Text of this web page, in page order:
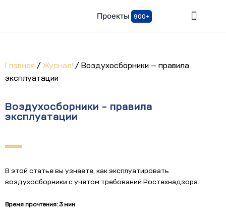
Проекты 900+
Главная / Журнал! / Воздухосборники — правила
эксплуатации
Воздухосборники - правила
эксплуатации
В этой статье вы узнаете, как эксплуатировать
воздухосборники с учетом требований Ростехнадзора.
Время прочтения: 3 мин